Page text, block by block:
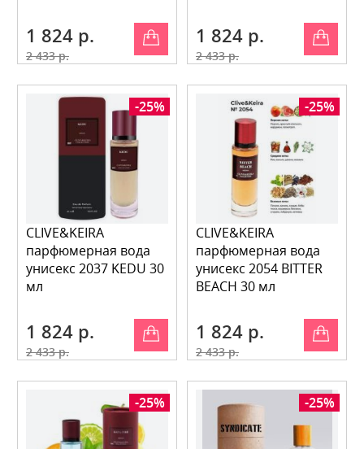
1 824 р.
2 433 р.
1 824 р.
2 433 р.
-25%
CLIVE&KEIRA
парфюмерная вода
унисекс 2037 KEDU 30
мл
1 824 р.
2 433 р.
-25%
CLIVE&KEIRA
парфюмерная вода
унисекс 2054 BITTER
BEACH 30 мл
1 824 р.
2 433 р.
-25% -25%